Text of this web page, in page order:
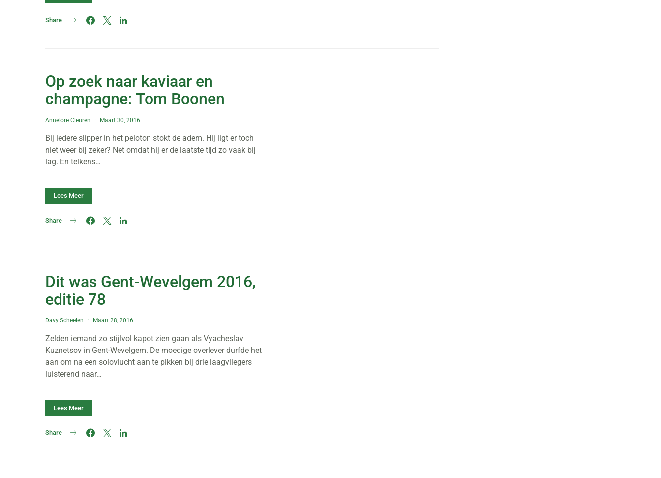
Share
Op zoek naar kaviaar en
champagne: Tom Boonen
Annelore Cleuren Maart 30, 2016
Bij iedere slipper in het peloton stokt de adem. Hij ligt er toch
niet weer bij zeker? Net omdat hij er de laatste tijd zo vaak bij
lag. En telkens…
Lees Meer
Share
Dit was Gent-Wevelgem 2016,
editie 78
Davy Scheelen Maart 28, 2016
Zelden iemand zo stijlvol kapot zien gaan als Vyacheslav
Kuznetsov in Gent-Wevelgem. De moedige overlever durfde het
aan om na een solovlucht aan te pikken bij drie laagvliegers
luisterend naar…
Lees Meer
Share